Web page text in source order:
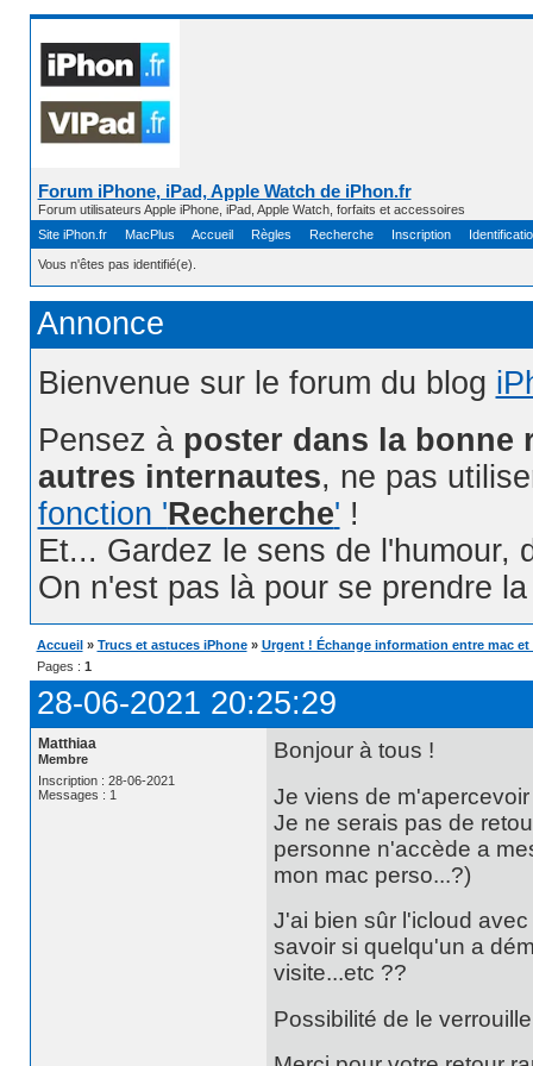
Forum iPhone, iPad, Apple Watch de iPhon.fr
Forum utilisateurs Apple iPhone, iPad, Apple Watch, forfaits et accessoires
Site iPhon.fr
MacPlus Accueil Règles Recherche Inscription
Vous n'êtes pas identifié(e).
Annonce
Bienvenue sur le forum du blog
Pensez à poster dans la bonne
autres internautes, ne pas
fonction 'Recherche' !
Et... Gardez le sens de l'humour,
On n'est pas là pour se prendre
Accueil » Trucs et astuces iPhone » Urgent ! Échange information entre mac et
Pages : 1
28-06-2021 20:25:29
Matthiaa
Membre
Inscription : 28-06-2021
Messages : 1
Bonjour à tous !
Je viens de
Je ne serais pas de
personne n'accède a
mon mac perso...?)
J'ai bien sûr l'icloud
savoir si quelqu'un a
visite...etc ??
Possibilité de le